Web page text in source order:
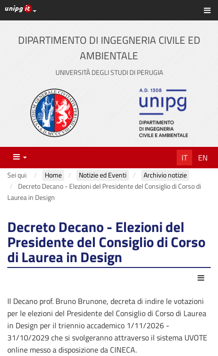
Vai
al
contenuto
principale
Link ai principali servizi web di Ateneo
DIPARTIMENTO DI INGEGNERIA CIVILE ED
AMBIENTALE
UNIVERSITÀ DEGLI STUDI DI PERUGIA
Menu IT EN
Sei qui: Home Notizie ed Eventi
Archivio notizie
Decreto Decano - Elezioni del Presidente del Consiglio di Corso di
Laurea in Design
Decreto Decano - Elezioni del
Presidente del Consiglio di Corso
di Laurea in Design
Il Decano prof. Bruno Brunone, decreta di indire le votazioni
per le elezioni del Presidente del Consiglio di Corso di Laurea
in Design per il triennio accademico 1/11/2026 -
31/10/2029 che si svolgeranno attraverso il sistema UVOTE
online messo a disposizione da CINECA.